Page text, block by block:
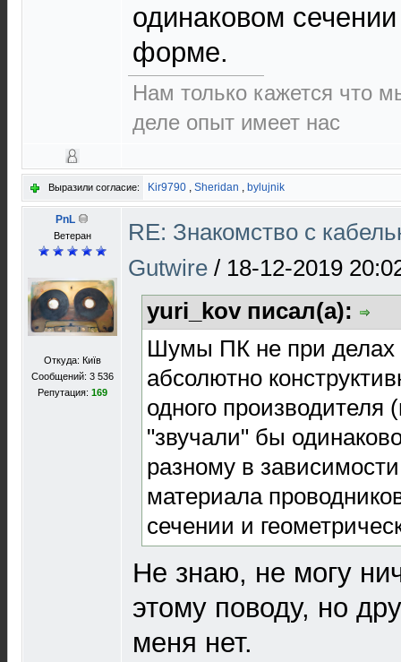
одинаковом
форме.
Нам только кажется что
деле опыт имеет нас
Выразили согласие: Kir9790 , Sheridan , bylujnik
PnL
Ветеран
Откуда: Київ
Сообщений: 3 536
Репутация: 169
RE: Знакомство с
Gutwire / 18-12-2019
yuri_kov писал(а):
Шумы ПК не при
абсолютно
одного производителя
"звучали" бы
разному в
материала
сечении и
Не знаю, не могу
этому поводу, но
меня нет.